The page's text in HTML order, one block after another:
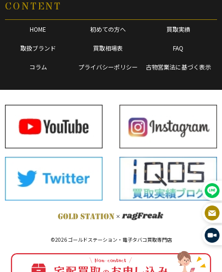
CONTENT
HOME 初めての方へ 買取実績
取扱ブランド 買取相場表 FAQ
コラム プライバシーポリシー 古物営業法に基づく表示
©2026 ゴールドステーション・電子タバコ買取専門店